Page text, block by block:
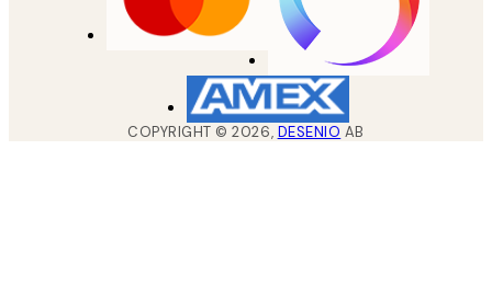
COPYRIGHT ©2026, DESENIO AB